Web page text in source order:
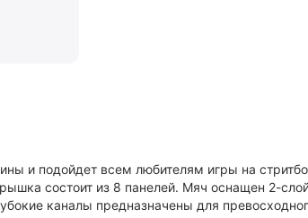
и подойдет всем любителям игры на
состоит из 8 панелей. Мяч оснащен 2-
каналы предназначены для